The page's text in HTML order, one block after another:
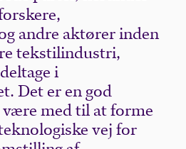
andre aktører inden
tekstilindustri,
i
Det er en god
med til at forme
vej for